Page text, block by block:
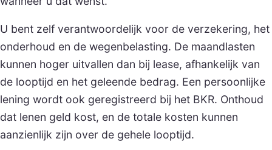
U bent zelf verantwoordelijk voor de verzekering, het
onderhoud en de wegenbelasting. De maandlasten
kunnen hoger uitvallen dan bij lease, afhankelijk van
de looptijd en het geleende bedrag. Een persoonlijke
lening wordt ook geregistreerd bij het BKR. Onthoud
dat lenen geld kost, en de totale kosten kunnen
aanzienlijk zijn over de gehele looptijd.